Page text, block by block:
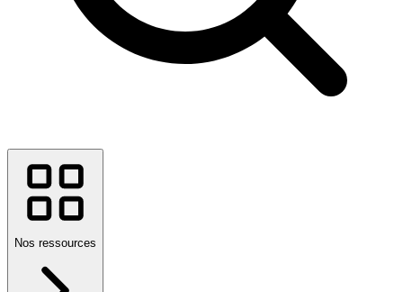
Nos ressources